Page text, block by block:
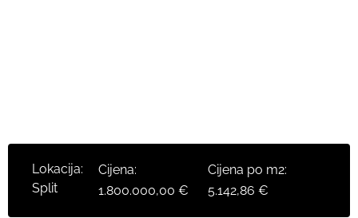
Lokacija:
Split
Cijena:
1.800.000,00 €
Cijena po m2:
5.142,86 €